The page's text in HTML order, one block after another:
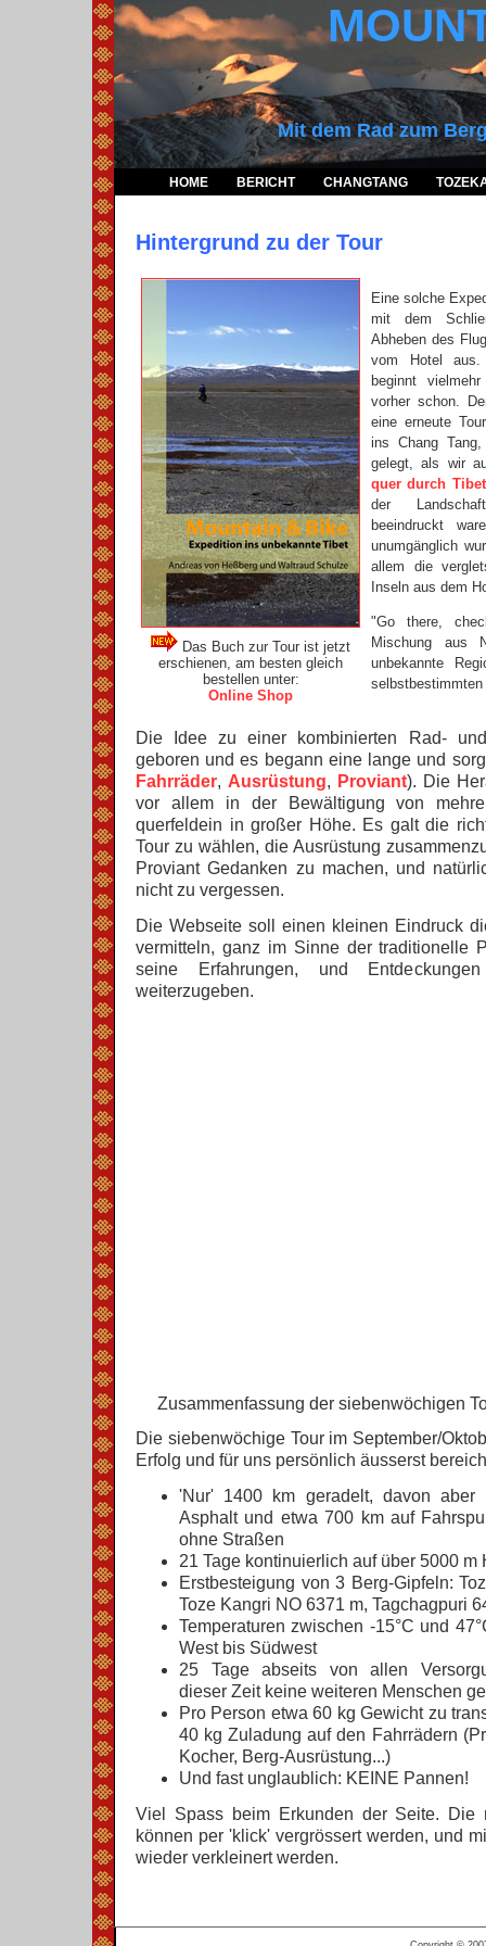
Mit dem Rad zum
HOME BERICHT CHANGTANG
Hintergrund zu der Tour
Das Buch zur Tour ist jetzt
erschienen, am besten gleich
bestellen unter:
Online Shop
Eine solche
mit dem
Abheben des
vom Hotel aus.
beginnt
vorher schon.
eine erneute
ins Chang
gelegt, als wir
quer durch
der
beeindruckt
unumgänglich
allem die
Inseln aus dem
"Go there,
Mischung aus
unbekannte
Die Idee zu einer kombinierten Rad-
geboren und es begann eine lange und
Fahrräder, Ausrüstung, Proviant). Die
vor allem in der Bewältigung von
querfeldein in großer Höhe. Es galt die
Tour zu wählen, die Ausrüstung
Proviant Gedanken zu machen, und
nicht zu vergessen.
Die Webseite soll einen kleinen Eindruck
vermitteln, ganz im Sinne der traditionelle
seine Erfahrungen, und
weiterzugeben.
Zusammenfassung der siebenwöchigen
Die siebenwöchige Tour im September/
Erfolg und für uns persönlich äusserst
'Nur' 1400 km geradelt, davon
Asphalt und etwa 700 km auf
ohne Straßen
21 Tage kontinuierlich auf über 5000 m
Erstbesteigung von 3 Berg-Gipfeln:
Toze Kangri NO 6371 m, Tagchagpuri
Temperaturen zwischen -15°C und
West bis Südwest
25 Tage abseits von allen
dieser Zeit keine weiteren Menschen
Pro Person etwa 60 kg Gewicht zu
40 kg Zuladung auf den Fahrrädern
Kocher, Berg-Ausrüstung...)
Und fast unglaublich: KEINE Pannen!
Viel Spass beim Erkunden der Seite. Die
können per 'klick' vergrössert werden, und
wieder verkleinert werden.